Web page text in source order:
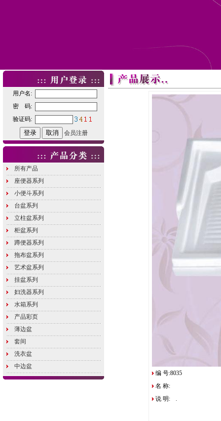
用户名:
密 码:
验证码:
会员注册
所有产品
座便器系列
小便斗系列
台盆系列
立柱盆系列
柜盆系列
蹲便器系列
拖布盆系列
艺术盆系列
挂盆系列
妇洗器系列
水箱系列
产品彩页
薄边盆
套间
洗衣盆
中边盆
编 号:8035
名 称:
说 明:
.